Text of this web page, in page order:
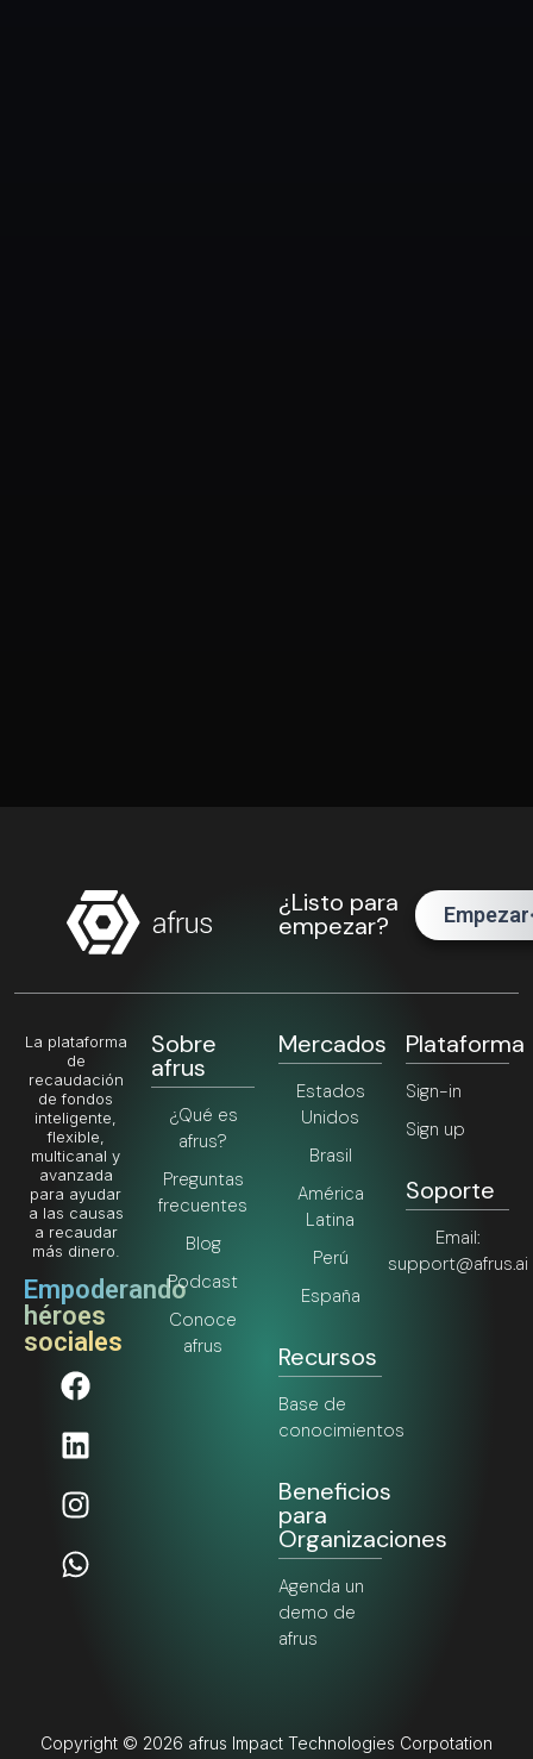
¿Listo para
empezar? Empezar
La plataforma
de
recaudación
de fondos
inteligente,
flexible,
multicanal y
avanzada
para ayudar
a las causas
a recaudar
más dinero.
Empoderando
héroes
sociales
Sobre
afrus
¿Qué es
afrus?
Preguntas
frecuentes
Blog
Podcast
Conoce
afrus
Mercados
Estados
Unidos
Brasil
América
Latina
Perú
España
Recursos
Base de
conocimientos
Beneficios
para
Organizaciones
Agenda un
demo de
afrus
Plataforma
Sign-in
Sign up
Soporte
Email:
support@afrus.ai
Copyright © 2026 afrus Impact Technologies Corpotation